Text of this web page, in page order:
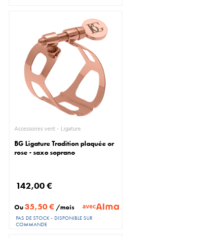
Accessoires vent - Ligature
BG Ligature Tradition plaquée or
rose - saxo soprano
142,00 €
Ou35,50 € /mois avec
PAS DE STOCK - DISPONIBLE SUR
COMMANDE